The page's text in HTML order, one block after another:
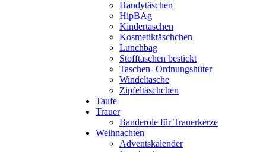
Handytäschen
HipBAg
Kindertaschen
Kosmetiktäschchen
Lunchbag
Stofftaschen bestickt
Taschen- Ordnungshüter
Windeltasche
Zipfeltäschchen
Taufe
Trauer
Banderole für Trauerkerze
Weihnachten
Adventskalender